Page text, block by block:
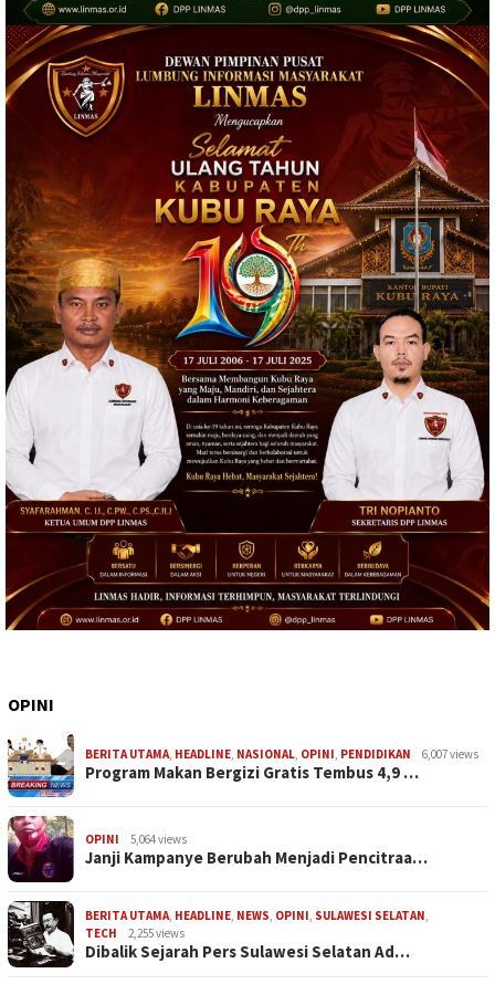
OPINI
BERITA UTAMA, HEADLINE, NASIONAL, OPINI, PENDIDIKAN 6,007 views
Program Makan Bergizi Gratis Tembus 4,9 …
OPINI 5,064 views
Janji Kampanye Berubah Menjadi Pencitraa…
BERITA UTAMA, HEADLINE, NEWS, OPINI, SULAWESI SELATAN,
TECH
2,255 views
Dibalik Sejarah Pers Sulawesi Selatan Ad…